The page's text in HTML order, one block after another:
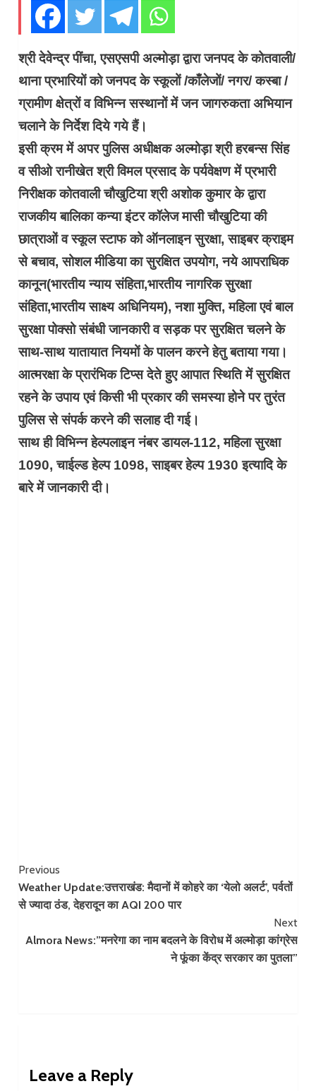
श्री देवेन्द्र पींचा, एसएसपी अल्मोड़ा द्वारा जनपद के कोतवाली/
थाना प्रभारियों को जनपद के स्कूलों /काँलेजों/ नगर/ कस्बा /
ग्रामीण क्षेत्रों व विभिन्न सस्थानों में जन जागरुकता अभियान
चलाने के निर्देश दिये गये हैं।
इसी क्रम में अपर पुलिस अधीक्षक अल्मोड़ा श्री हरबन्स सिंह
व सीओ रानीखेत श्री विमल प्रसाद के पर्यवेक्षण में प्रभारी
निरीक्षक कोतवाली चौखुटिया श्री अशोक कुमार के द्वारा
राजकीय बालिका कन्या इंटर कॉलेज मासी चौखुटिया की
छात्राओं व स्कूल स्टाफ को ऑनलाइन सुरक्षा, साइबर क्राइम
से बचाव, सोशल मीडिया का सुरक्षित उपयोग, नये आपराधिक
कानून(भारतीय न्याय संहिता,भारतीय नागरिक सुरक्षा
संहिता,भारतीय साक्ष्य अधिनियम), नशा मुक्ति, महिला एवं बाल
सुरक्षा पोक्सो संबंधी जानकारी व सड़क पर सुरक्षित चलने के
साथ-साथ यातायात नियमों के पालन करने हेतु बताया गया।
आत्मरक्षा के प्रारंभिक टिप्स देते हुए आपात स्थिति में सुरक्षित
रहने के उपाय एवं किसी भी प्रकार की समस्या होने पर तुरंत
पुलिस से संपर्क करने की सलाह दी गई।
साथ ही विभिन्न हेल्पलाइन नंबर डायल-112, महिला सुरक्षा
1090, चाईल्ड हेल्प 1098, साइबर हेल्प 1930 इत्यादि के
बारे में जानकारी दी।
Continue
Reading
Previous
Weather Update:उत्तराखंड: मैदानों में कोहरे का ‘येलो अलर्ट’, पर्वतों
से ज्यादा ठंड, देहरादून का AQI 200 पार
Next
Almora News:”मनरेगा का नाम बदलने के विरोध में अल्मोड़ा कांग्रेस
ने फूंका केंद्र सरकार का पुतला”
Leave a Reply